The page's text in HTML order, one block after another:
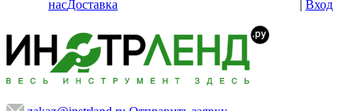
насДоставка
| Вход